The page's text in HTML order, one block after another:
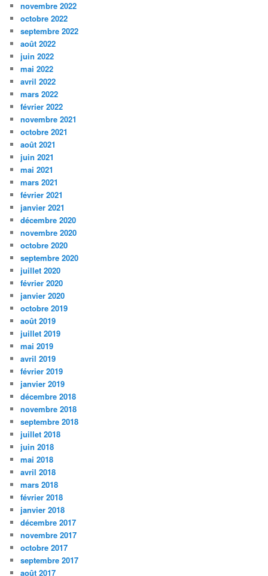
novembre 2022
octobre 2022
septembre 2022
août 2022
juin 2022
mai 2022
avril 2022
mars 2022
février 2022
novembre 2021
octobre 2021
août 2021
juin 2021
mai 2021
mars 2021
février 2021
janvier 2021
décembre 2020
novembre 2020
octobre 2020
septembre 2020
juillet 2020
février 2020
janvier 2020
octobre 2019
août 2019
juillet 2019
mai 2019
avril 2019
février 2019
janvier 2019
décembre 2018
novembre 2018
septembre 2018
juillet 2018
juin 2018
mai 2018
avril 2018
mars 2018
février 2018
janvier 2018
décembre 2017
novembre 2017
octobre 2017
septembre 2017
août 2017